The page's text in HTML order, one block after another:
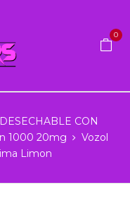
0
DESECHABLE CON
1000 20mg
Vozol
Limon